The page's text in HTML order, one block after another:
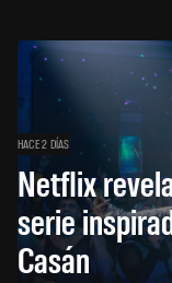
HACE 2 DÍAS
Netflix
serie
Casán